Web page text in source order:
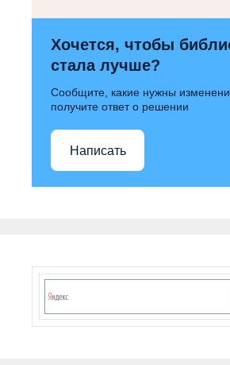
Хочется, чтобы
стала лучше?
Сообщите, какие нужны
получите ответ о решении
Написать